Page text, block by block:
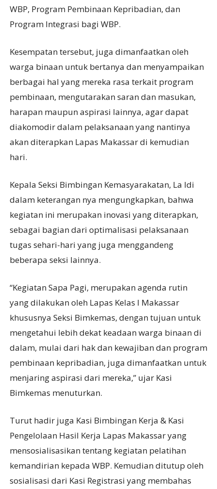
WBP, Program Pembinaan Kepribadian, dan
Program Integrasi bagi WBP.
Kesempatan tersebut, juga dimanfaatkan oleh
warga binaan untuk bertanya dan menyampaikan
berbagai hal yang mereka rasa terkait program
pembinaan, mengutarakan saran dan masukan,
harapan maupun aspirasi lainnya, agar dapat
diakomodir dalam pelaksanaan yang nantinya
akan diterapkan Lapas Makassar di kemudian
hari.
Kepala Seksi Bimbingan Kemasyarakatan, La Idi
dalam keterangan nya mengungkapkan, bahwa
kegiatan ini merupakan inovasi yang diterapkan,
sebagai bagian dari optimalisasi pelaksanaan
tugas sehari-hari yang juga menggandeng
beberapa seksi lainnya.
“Kegiatan Sapa Pagi, merupakan agenda rutin
yang dilakukan oleh Lapas Kelas I Makassar
khususnya Seksi Bimkemas, dengan tujuan untuk
mengetahui lebih dekat keadaan warga binaan di
dalam, mulai dari hak dan kewajiban dan program
pembinaan kepribadian, juga dimanfaatkan untuk
menjaring aspirasi dari mereka,” ujar Kasi
Bimkemas menuturkan.
Turut hadir juga Kasi Bimbingan Kerja & Kasi
Pengelolaan Hasil Kerja Lapas Makassar yang
mensosialisasikan tentang kegiatan pelatihan
kemandirian kepada WBP. Kemudian ditutup oleh
sosialisasi dari Kasi Registrasi yang membahas